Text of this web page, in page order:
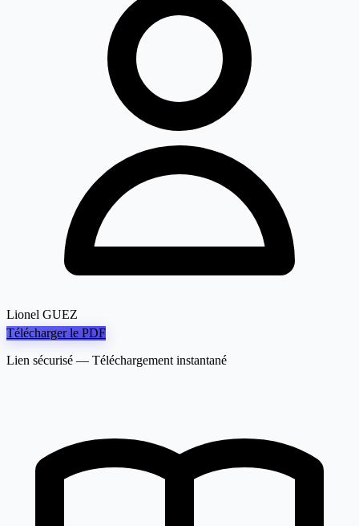
Lionel GUEZ
Télécharger le PDF
Lien sécurisé — Téléchargement instantané